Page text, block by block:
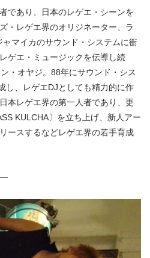
であり、日本のレゲエ・シーンを
・レゲエ界のオリジネーター、ラ
マイカのサウンド・システムに衝
ゲエ・ミュージックを伝導し続
・オヤジ。88年にサウンド・シス
し、レゲエDJとしても精力的に作
本レゲエ界の第一人者であり、更
KULCHA〕を立ち上げ、新人アー
ースするなどレゲエ界の若手育成